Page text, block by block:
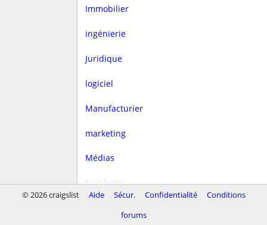
Immobilier
ingénierie
Juridique
logiciel
Manufacturier
marketing
Médias
Non lucra.
© 2026 craigslist Aide Sécur. Confidentialité
Conditions
forums